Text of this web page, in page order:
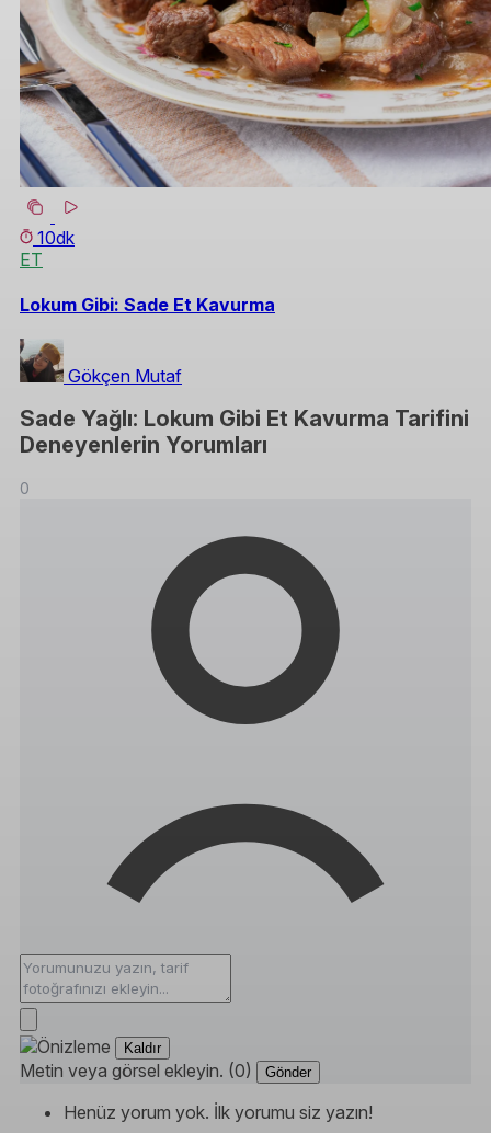
10dk
ET
Lokum Gibi: Sade Et Kavurma
Gökçen Mutaf
Sade Yağlı: Lokum Gibi Et Kavurma Tarifini
Deneyenlerin Yorumları
0
Kaldır
Metin veya görsel ekleyin. (0) Gönder
Henüz yorum yok. İlk yorumu siz yazın!